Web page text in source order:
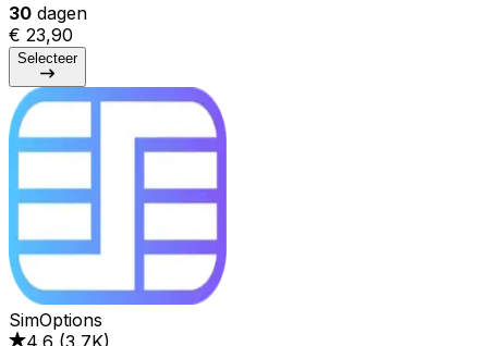
30 dagen
€ 23,90
Selecteer
SimOptions
4,6 (3,7K)